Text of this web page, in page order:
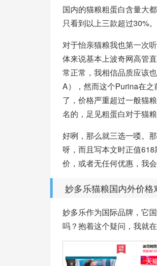
国内的猫粮粗蛋白含量大
只看到以上三款超过30%。
对于怡亲猫粮我也第一次
体来说基本上波奇网高管
常正常，我相信品质应该
A），然而这个Purina在
了，价格严重超过一般猫
名的，足见粗蛋白对于猫粮
好咧，那么就三选一喽。
呀，而且写本文时正值
价，或者无任何优惠，我
妙多乐猫粮国内外价格
妙多乐作为国际品牌，它
吗？抱着这个疑问，我就